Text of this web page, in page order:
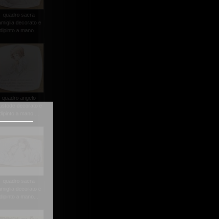
quadro sacra
decorato e
dipinto a mano...
quadro angelo